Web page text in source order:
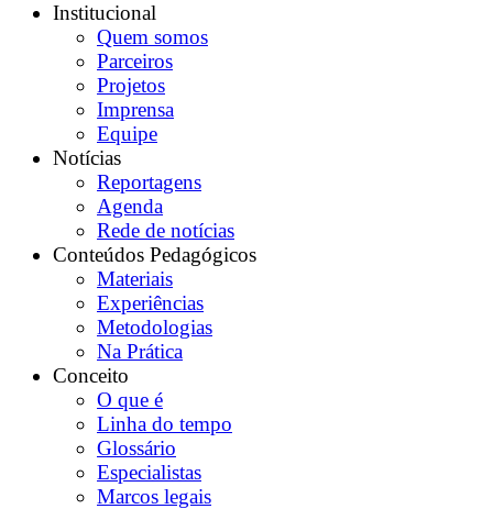
Institucional
Quem somos
Parceiros
Projetos
Imprensa
Equipe
Notícias
Reportagens
Agenda
Rede de notícias
Conteúdos Pedagógicos
Materiais
Experiências
Metodologias
Na Prática
Conceito
O que é
Linha do tempo
Glossário
Especialistas
Marcos legais